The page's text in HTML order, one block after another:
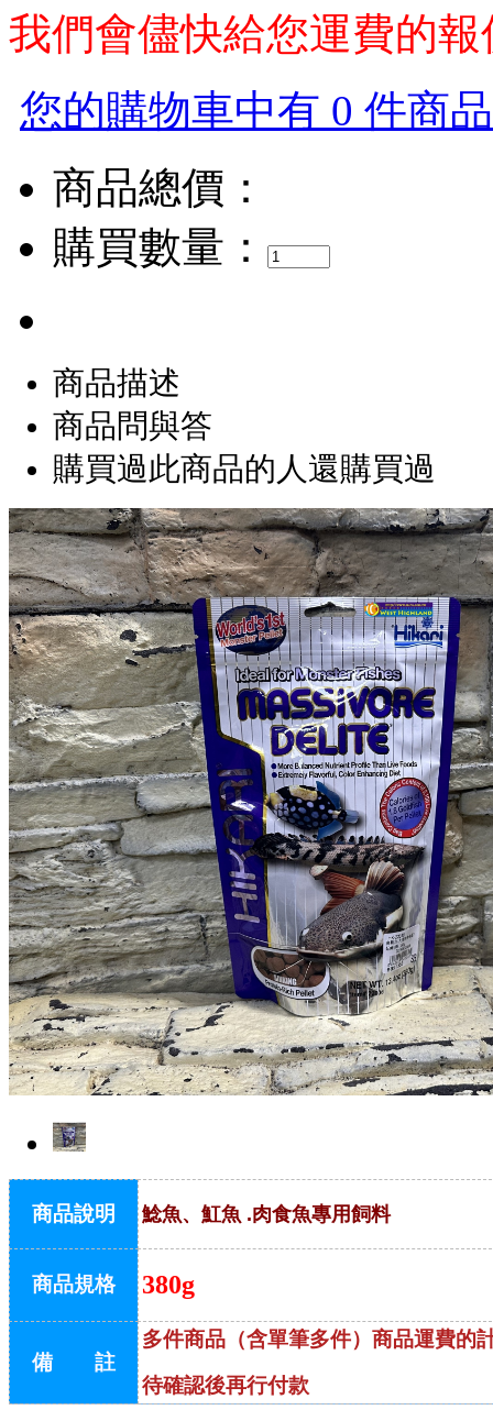
我們會儘快給您運費的報
您的購物車中有 0 件商
商品總價：
購買數量：
商品描述
商品問與答
購買過此商品的人還購買過
商品說明 鯰魚、魟魚 .肉食魚專用飼料
商品規格 380g
備 註
多件商品（含單筆多件）商品運費的
待確認後再行付款